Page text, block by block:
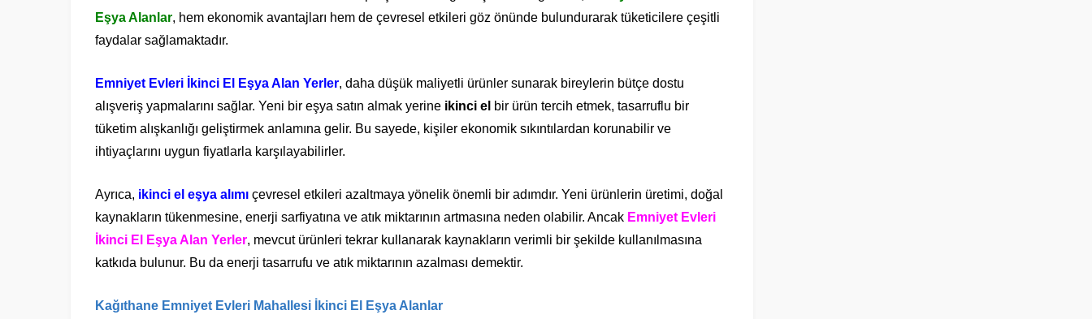
Eşya Alanlar, hem ekonomik avantajları hem de çevresel etkileri göz önünde bulundurarak tüketicilere çeşitli
faydalar sağlamaktadır.
Emniyet Evleri İkinci El Eşya Alan Yerler, daha düşük maliyetli ürünler sunarak bireylerin bütçe dostu
alışveriş yapmalarını sağlar. Yeni bir eşya satın almak yerine ikinci el bir ürün tercih etmek, tasarruflu bir
tüketim alışkanlığı geliştirmek anlamına gelir. Bu sayede, kişiler ekonomik sıkıntılardan korunabilir ve
ihtiyaçlarını uygun fiyatlarla karşılayabilirler.
Ayrıca, ikinci el eşya alımı çevresel etkileri azaltmaya yönelik önemli bir adımdır. Yeni ürünlerin üretimi, doğal
kaynakların tükenmesine, enerji sarfiyatına ve atık miktarının artmasına neden olabilir. Ancak Emniyet Evleri
İkinci El Eşya Alan Yerler, mevcut ürünleri tekrar kullanarak kaynakların verimli bir şekilde kullanılmasına
katkıda bulunur. Bu da enerji tasarrufu ve atık miktarının azalması demektir.
Kağıthane Emniyet Evleri Mahallesi İkinci El Eşya Alanlar